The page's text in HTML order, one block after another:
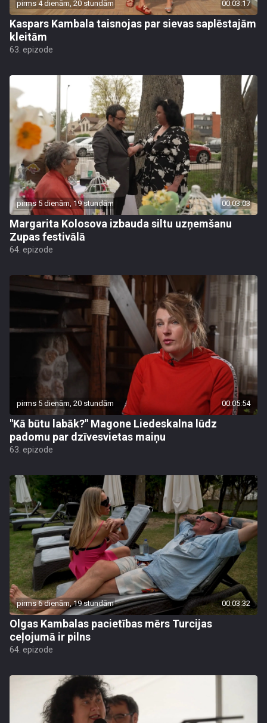
pirms 4 dienām, 20 stundām 00:03:17
Kaspars Kambala taisnojas par sievas saplēstajām
kleitām
63. epizode
pirms 5 dienām, 19 stundām 00:03:03
Margarita Kolosova izbauda siltu uzņemšanu
Zupas festivālā
64. epizode
pirms 5 dienām, 20 stundām 00:05:54
"Kā būtu labāk?" Magone Liedeskalna lūdz
padomu par dzīvesvietas maiņu
63. epizode
pirms 6 dienām, 19 stundām 00:03:32
Olgas Kambalas pacietības mērs Turcijas
ceļojumā ir pilns
64. epizode